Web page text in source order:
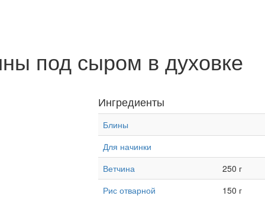
под сыром в духовке
Ингредиенты
Блины
Для начинки
Ветчина
250 г
Рис отварной
150 г